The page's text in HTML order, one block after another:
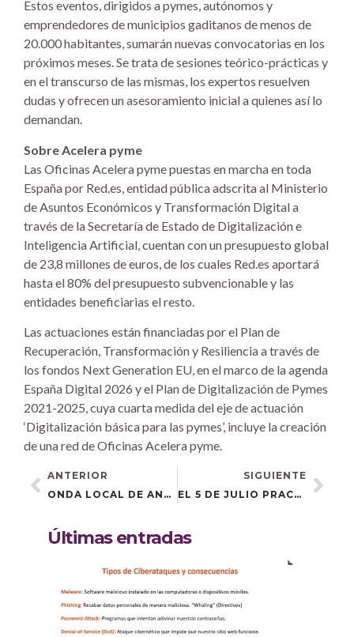
Estos eventos, dirigidos a pymes, autónomos y
emprendedores de municipios gaditanos de menos de
20.000 habitantes, sumarán nuevas convocatorias en los
próximos meses. Se trata de sesiones teórico-prácticas y
en el transcurso de las mismas, los expertos resuelven
dudas y ofrecen un asesoramiento inicial a quienes así lo
demandan.
Sobre Acelera pyme
Las Oficinas Acelera pyme puestas en marcha en toda
España por Red.es, entidad pública adscrita al Ministerio
de Asuntos Económicos y Transformación Digital a
través de la Secretaría de Estado de Digitalización e
Inteligencia Artificial, cuentan con un presupuesto global
de 23,8 millones de euros, de los cuales Red.es aportará
hasta el 80% del presupuesto subvencionable y las
entidades beneficiarias el resto.
Las actuaciones están financiadas por el Plan de
Recuperación, Transformación y Resiliencia a través de
los fondos Next Generation EU, en el marco de la agenda
España Digital 2026 y el Plan de Digitalización de Pymes
2021-2025, cuya cuarta medida del eje de actuación
‘Digitalización básica para las pymes’, incluye la creación
de una red de Oficinas Acelera pyme.
ANTERIOR
ONDA LOCAL DE ANDALUCÍA ENTREVISTA A RAFAEL ALCOHOLADO
SIGUIENTE
EL 5 DE JULIO PRACTICAMOS CON CANVA, CAPCUT E INTELIGENCIA ARTIFICIAL
Últimas entradas